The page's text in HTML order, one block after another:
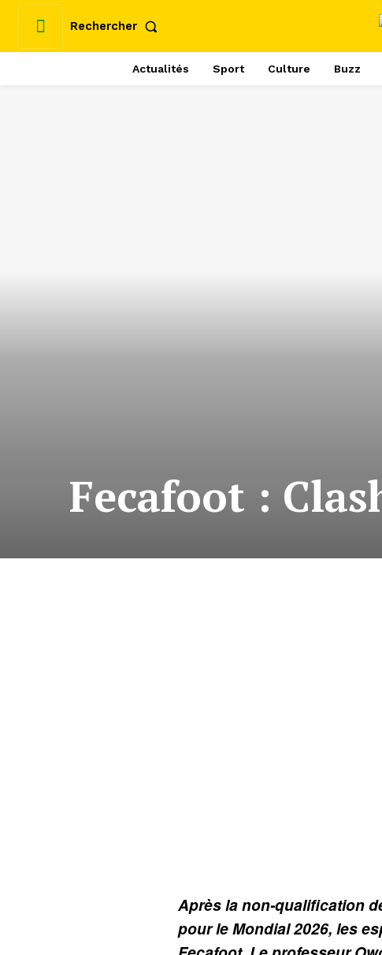
Rechercher
Actualités Sport Culture Buzz
Fecafoot :
Après la non-qualification
pour le Mondial 2026, les